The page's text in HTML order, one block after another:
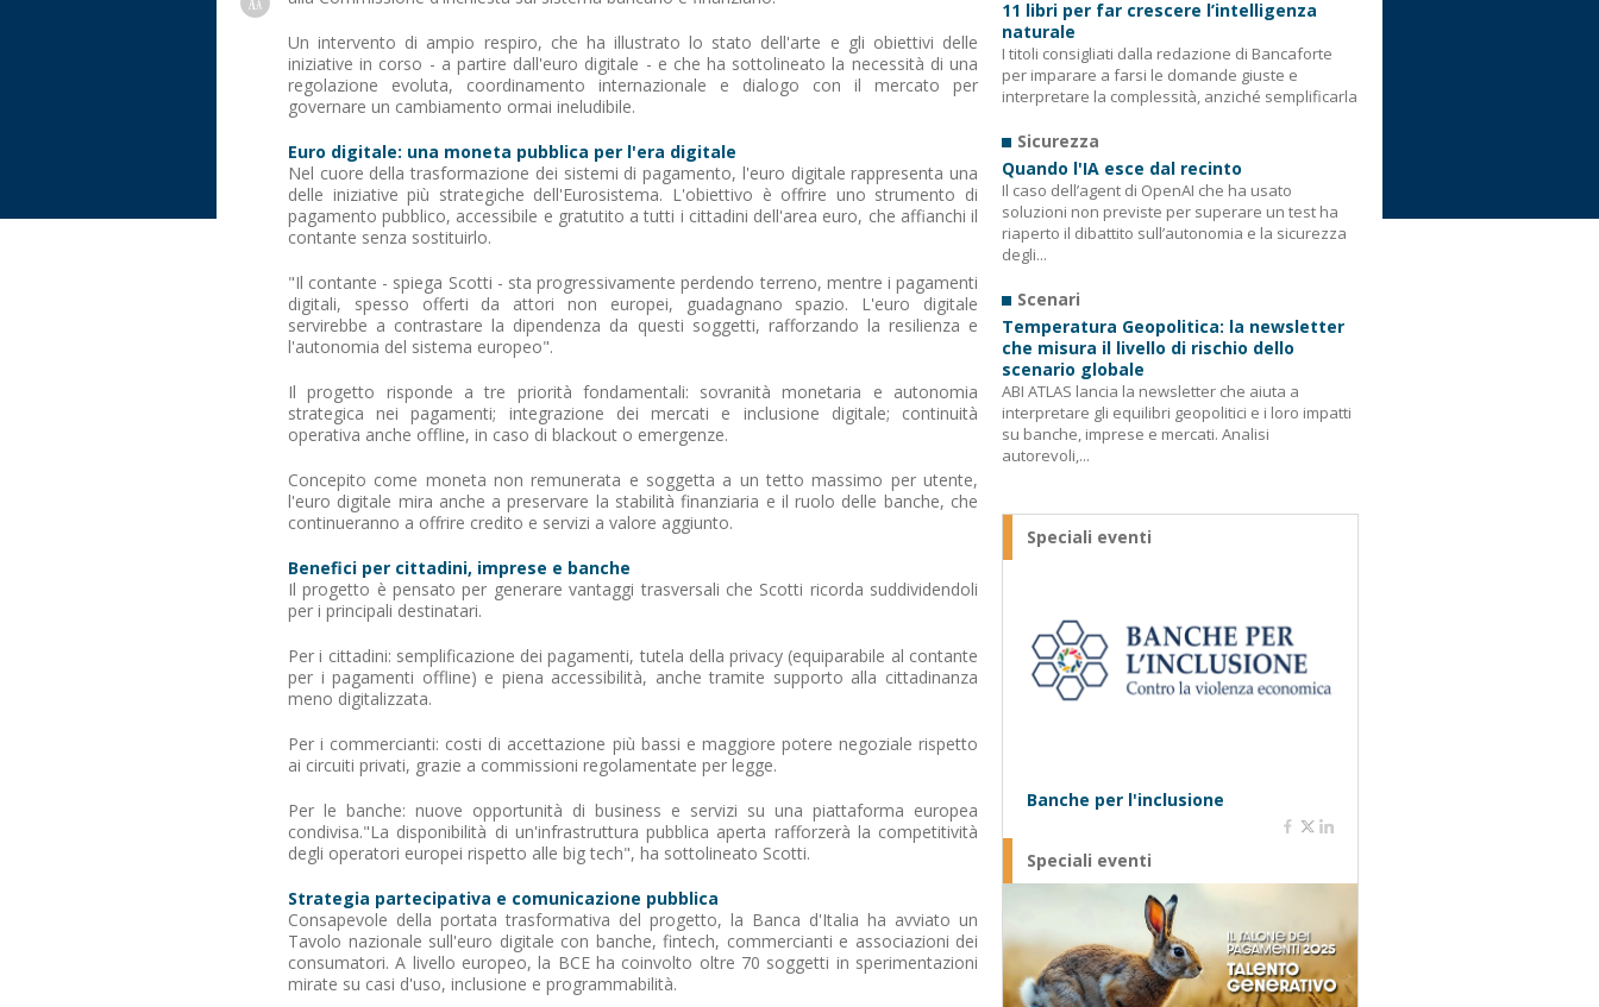
Un intervento di ampio respiro, che ha illustrato lo stato dell'arte e gli obiettivi delle
iniziative in corso - a partire dall'euro digitale - e che ha sottolineato la necessità di una
regolazione evoluta, coordinamento internazionale e dialogo con il mercato per
governare un cambiamento ormai ineludibile.
Euro digitale: una moneta pubblica per l'era digitale
Nel cuore della trasformazione dei sistemi di pagamento, l'euro digitale rappresenta una
delle iniziative più strategiche dell'Eurosistema. L'obiettivo è offrire uno strumento di
pagamento pubblico, accessibile e gratutito a tutti i cittadini dell'area euro, che affianchi il
contante senza sostituirlo.
"Il contante - spiega Scotti - sta progressivamente perdendo terreno, mentre i pagamenti
digitali, spesso offerti da attori non europei, guadagnano spazio. L'euro digitale
servirebbe a contrastare la dipendenza da questi soggetti, rafforzando la resilienza e
l'autonomia del sistema europeo".
Il progetto risponde a tre priorità fondamentali: sovranità monetaria e autonomia
strategica nei pagamenti; integrazione dei mercati e inclusione digitale; continuità
operativa anche offline, in caso di blackout o emergenze.
Concepito come moneta non remunerata e soggetta a un tetto massimo per utente,
l'euro digitale mira anche a preservare la stabilità finanziaria e il ruolo delle banche, che
continueranno a offrire credito e servizi a valore aggiunto.
Benefici per cittadini, imprese e banche
Il progetto è pensato per generare vantaggi trasversali che Scotti ricorda suddividendoli
per i principali destinatari.
Per i cittadini: semplificazione dei pagamenti, tutela della privacy (equiparabile al contante
per i pagamenti offline) e piena accessibilità, anche tramite supporto alla cittadinanza
meno digitalizzata.
Per i commercianti: costi di accettazione più bassi e maggiore potere negoziale rispetto
ai circuiti privati, grazie a commissioni regolamentate per legge.
Per le banche: nuove opportunità di business e servizi su una piattaforma europea
condivisa."La disponibilità di un'infrastruttura pubblica aperta rafforzerà la competitività
degli operatori europei rispetto alle big tech", ha sottolineato Scotti.
Strategia partecipativa e comunicazione pubblica
Consapevole della portata trasformativa del progetto, la Banca d'Italia ha avviato un
Tavolo nazionale sull'euro digitale con banche, fintech, commercianti e associazioni dei
consumatori. A livello europeo, la BCE ha coinvolto oltre 70 soggetti in sperimentazioni
mirate su casi d'uso, inclusione e programmabilità.
11 libri per far crescere l’intelligenza
naturale
I titoli consigliati dalla redazione di Bancaforte
per imparare a farsi le domande giuste e
interpretare la complessità, anziché semplificarla
Sicurezza
Quando l'IA esce dal recinto
Il caso dell’agent di OpenAI che ha usato
soluzioni non previste per superare un test ha
riaperto il dibattito sull’autonomia e la sicurezza
degli...
Scenari
Temperatura Geopolitica: la newsletter
che misura il livello di rischio dello
scenario globale
ABI ATLAS lancia la newsletter che aiuta a
interpretare gli equilibri geopolitici e i loro impatti
su banche, imprese e mercati. Analisi
autorevoli,...
Speciali eventi
Banche per l'inclusione
Speciali eventi